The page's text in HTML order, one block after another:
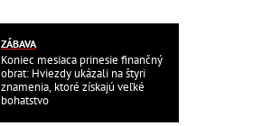
ZÁBAVA
Koniec mesiaca prinesie finančný
obrat: Hviezdy ukázali na štyri
znamenia, ktoré získajú veľké
bohatstvo